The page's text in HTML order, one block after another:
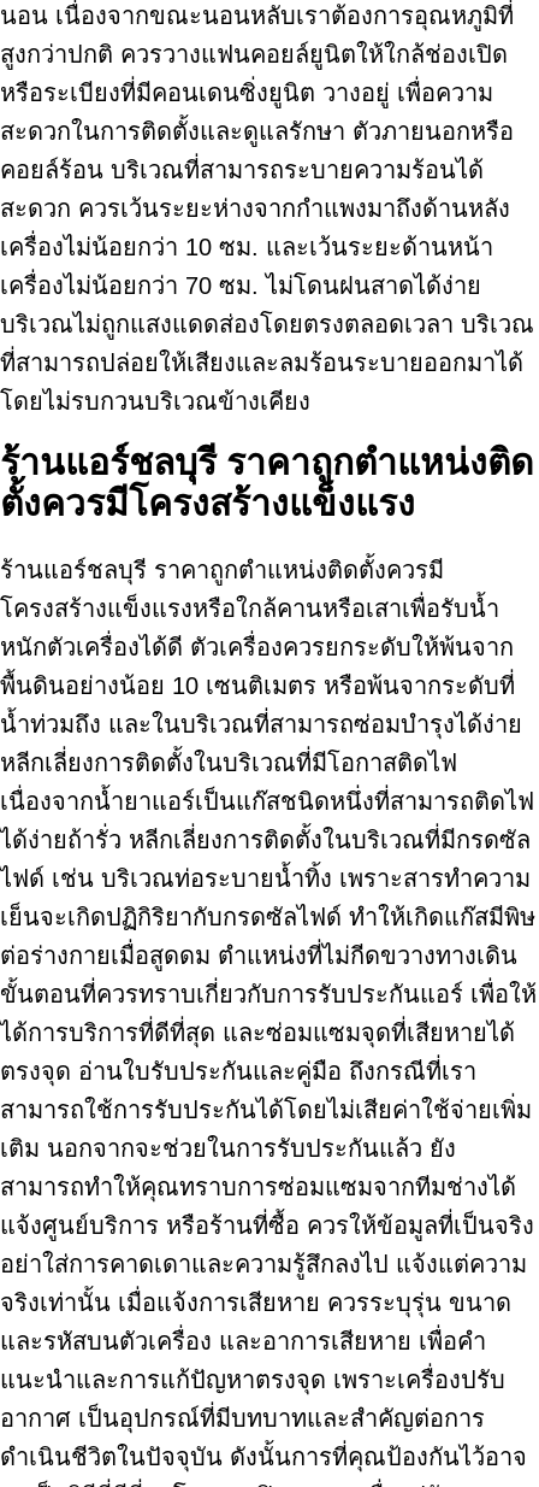
นอน เนื่องจากขณะนอนหลับเราต้องการอุณหภูมิที่
สูงกว่าปกติ ควรวางแฟนคอยล์ยูนิตให้ใกล้ช่องเปิด
หรือระเบียงที่มีคอนเดนซิ่งยูนิต วางอยู่ เพื่อความ
สะดวกในการติดตั้งและดูแลรักษา ตัวภายนอกหรือ
คอยล์ร้อน บริเวณที่สามารถระบายความร้อนได้
สะดวก ควรเว้นระยะห่างจากกำแพงมาถึงด้านหลัง
เครื่องไม่น้อยกว่า 10 ซม. และเว้นระยะด้านหน้า
เครื่องไม่น้อยกว่า 70 ซม. ไม่โดนฝนสาดได้ง่าย
บริเวณไม่ถูกแสงแดดส่องโดยตรงตลอดเวลา บริเวณ
ที่สามารถปล่อยให้เสียงและลมร้อนระบายออกมาได้
โดยไม่รบกวนบริเวณข้างเคียง
ร้านแอร์ชลบุรี ราคาถูกตำแหน่งติด
ตั้งควรมีโครงสร้างแข็งแรง
ร้านแอร์ชลบุรี ราคาถูกตำแหน่งติดตั้งควรมี
โครงสร้างแข็งแรงหรือใกล้คานหรือเสาเพื่อรับน้ำ
หนักตัวเครื่องได้ดี ตัวเครื่องควรยกระดับให้พ้นจาก
พื้นดินอย่างน้อย 10 เซนติเมตร หรือพ้นจากระดับที่
น้ำท่วมถึง และในบริเวณที่สามารถซ่อมบำรุงได้ง่าย
หลีกเลี่ยงการติดตั้งในบริเวณที่มีโอกาสติดไฟ
เนื่องจากน้ำยาแอร์เป็นแก๊สชนิดหนึ่งที่สามารถติดไฟ
ได้ง่ายถ้ารั่ว หลีกเลี่ยงการติดตั้งในบริเวณที่มีกรดซัล
ไฟด์ เช่น บริเวณท่อระบายน้ำทิ้ง เพราะสารทำความ
เย็นจะเกิดปฏิกิริยากับกรดซัลไฟด์ ทำให้เกิดแก๊สมีพิษ
ต่อร่างกายเมื่อสูดดม ตำแหน่งที่ไม่กีดขวางทางเดิน
ขั้นตอนที่ควรทราบเกี่ยวกับการรับประกันแอร์ เพื่อให้
ได้การบริการที่ดีที่สุด และซ่อมแซมจุดที่เสียหายได้
ตรงจุด อ่านใบรับประกันและคู่มือ ถึงกรณีที่เรา
สามารถใช้การรับประกันได้โดยไม่เสียค่าใช้จ่ายเพิ่ม
เติม นอกจากจะช่วยในการรับประกันแล้ว ยัง
สามารถทำให้คุณทราบการซ่อมแซมจากทีมช่างได้
แจ้งศูนย์บริการ หรือร้านที่ซื้อ ควรให้ข้อมูลที่เป็นจริง
อย่าใส่การคาดเดาและความรู้สึกลงไป แจ้งแต่ความ
จริงเท่านั้น เมื่อแจ้งการเสียหาย ควรระบุรุ่น ขนาด
และรหัสบนตัวเครื่อง และอาการเสียหาย เพื่อคำ
แนะนำและการแก้ปัญหาตรงจุด เพราะเครื่องปรับ
อากาศ เป็นอุปกรณ์ที่มีบทบาทและสำคัญต่อการ
ดำเนินชีวิตในปัจจุบัน ดังนั้นการที่คุณป้องกันไว้อาจ